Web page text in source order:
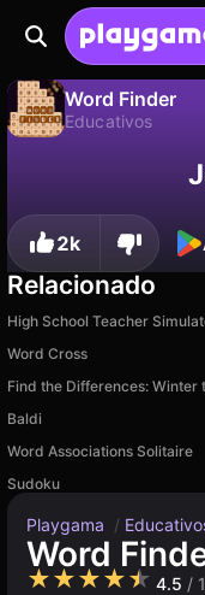
Word Finder
Educativos
Salve o
2k
Relacionado
High School Teacher
Word Cross
Find the Differences: Winter
Baldi
Word Associations Solitaire
Sudoku
Playgama /
Word
★★★★★ 4.5 /